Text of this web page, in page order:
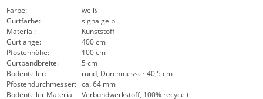
Farbe:
weiß
Gurtfarbe:
signalgelb
Material:
Kunststoff
Gurtlänge:
400 cm
Pfostenhöhe:
100 cm
Gurtbandbreite:
5 cm
Bodenteller:
rund, Durchmesser 40,5 cm
Pfostendurchmesser: ca. 64 mm
Bodenteller Material: Verbundwerkstoff, 100% recycelt